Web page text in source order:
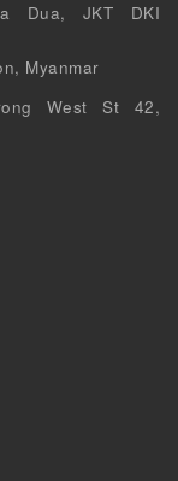
Dua, JKT DKI
Myanmar
West St 42,